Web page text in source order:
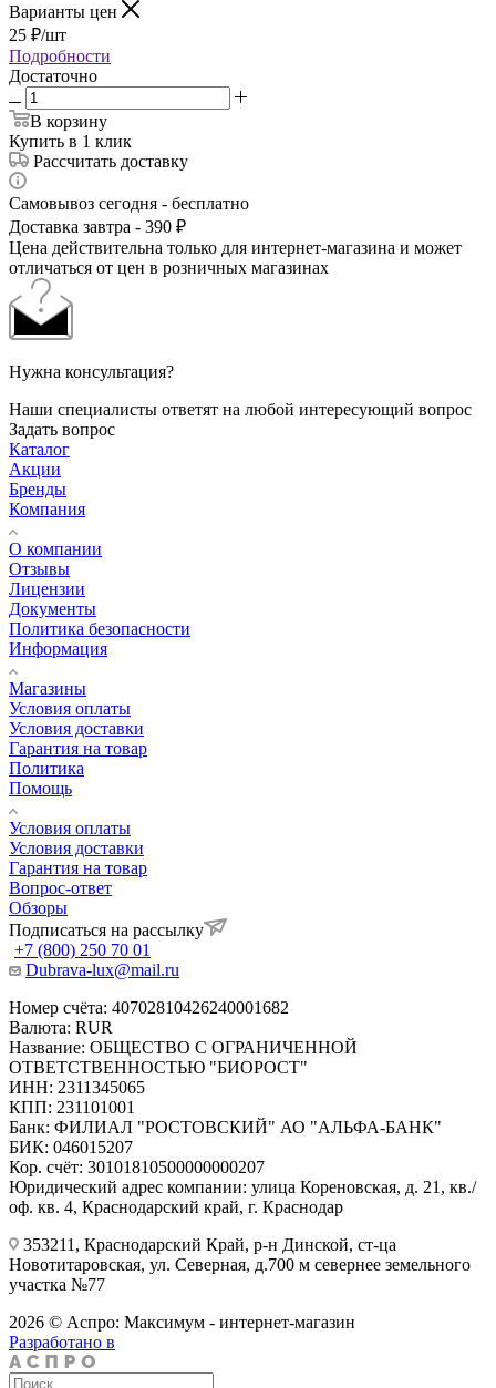
Варианты цен
25 ₽/шт
Подробности
Достаточно
В корзину
Купить в 1 клик
Рассчитать доставку
Самовывоз сегодня - бесплатно
Доставка завтра - 390 ₽
Цена действительна только для интернет-магазина и может
отличаться от цен в розничных магазинах
Нужна консультация?
Наши специалисты ответят на любой интересующий вопрос
Задать вопрос
Каталог
Акции
Бренды
Компания
О компании
Отзывы
Лицензии
Документы
Политика безопасности
Информация
Магазины
Условия оплаты
Условия доставки
Гарантия на товар
Политика
Помощь
Условия оплаты
Условия доставки
Гарантия на товар
Вопрос-ответ
Обзоры
Подписаться на рассылку
+7 (800) 250 70 01
Dubrava-lux@mail.ru
Номер счёта: 40702810426240001682
Валюта: RUR
Название: ОБЩЕСТВО С ОГРАНИЧЕННОЙ
ОТВЕТСТВЕННОСТЬЮ "БИОРОСТ"
ИНН: 2311345065
КПП: 231101001
Банк: ФИЛИАЛ "РОСТОВСКИЙ" АО "АЛЬФА-БАНК"
БИК: 046015207
Кор. счёт: 30101810500000000207
Юридический адрес компании: улица Кореновская, д. 21, кв./
оф. кв. 4, Краснодарский край, г. Краснодар
353211, Краснодарский Край, р-н Динской, ст-ца
Новотитаровская, ул. Северная, д.700 м севернее земельного
участка №77
2026 © Аспро: Максимум - интернет-магазин
Разработано в